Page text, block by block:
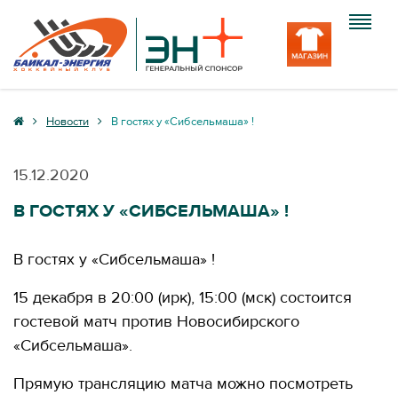
Клуб Новости В гостях у «Сибсельмаша» !
15.12.2020
В ГОСТЯХ У «СИБСЕЛЬМАША» !
В гостях у «Сибсельмаша» !
15 декабря в 20:00 (ирк), 15:00 (мск) состоится
гостевой матч против Новосибирского
«Сибсельмаша».
Прямую трансляцию матча можно посмотреть